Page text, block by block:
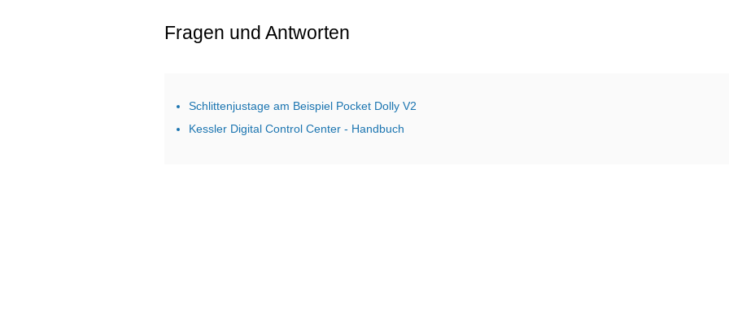
Fragen und Antworten
Schlittenjustage am Beispiel Pocket Dolly V2
Kessler Digital Control Center - Handbuch